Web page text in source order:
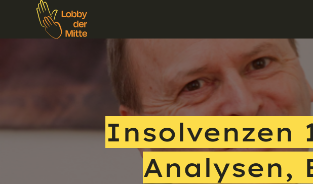
Insolvenzen
Analysen,